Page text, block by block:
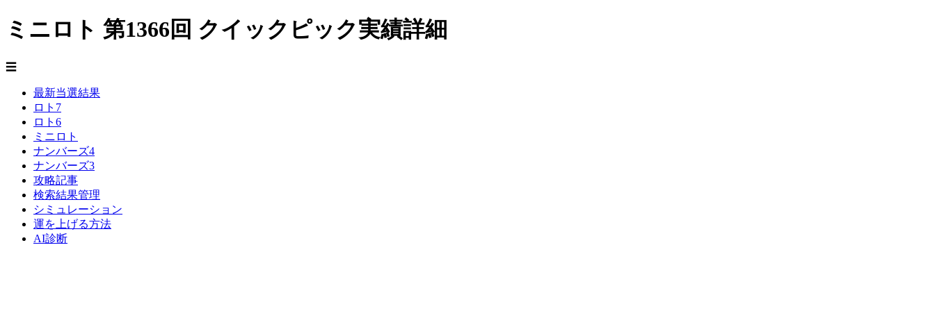
ミニロト 第1366回 クイックピック実績詳細
☰
最新当選結果
ロト7
ロト6
ミニロト
ナンバーズ4
ナンバーズ3
攻略記事
検索結果管理
シミュレーション
運を上げる方法
AI診断